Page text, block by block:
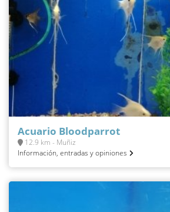
Acuario Bloodparrot
12.9 km - Muñiz
Información, entradas y opiniones